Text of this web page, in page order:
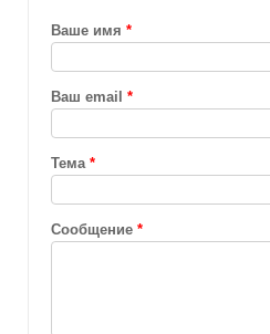
Ваше имя *
Ваш email *
Тема *
Сообщение *